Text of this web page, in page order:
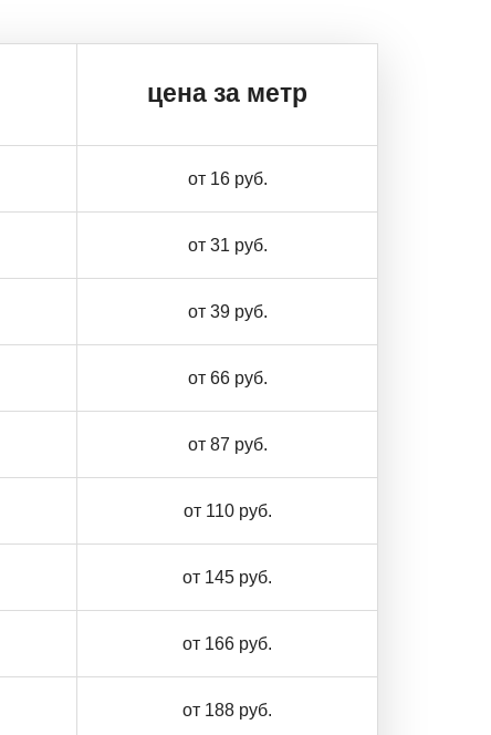
цена за метр
от 16 руб.
от 31 руб.
от 39 руб.
от 66 руб.
от 87 руб.
от 110 руб.
от 145 руб.
от 166 руб.
от 188 руб.